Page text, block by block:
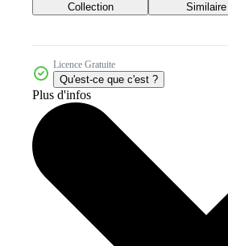
Collection Similaire
Licence Gratuite
Qu'est-ce que c'est ?
Plus d'infos